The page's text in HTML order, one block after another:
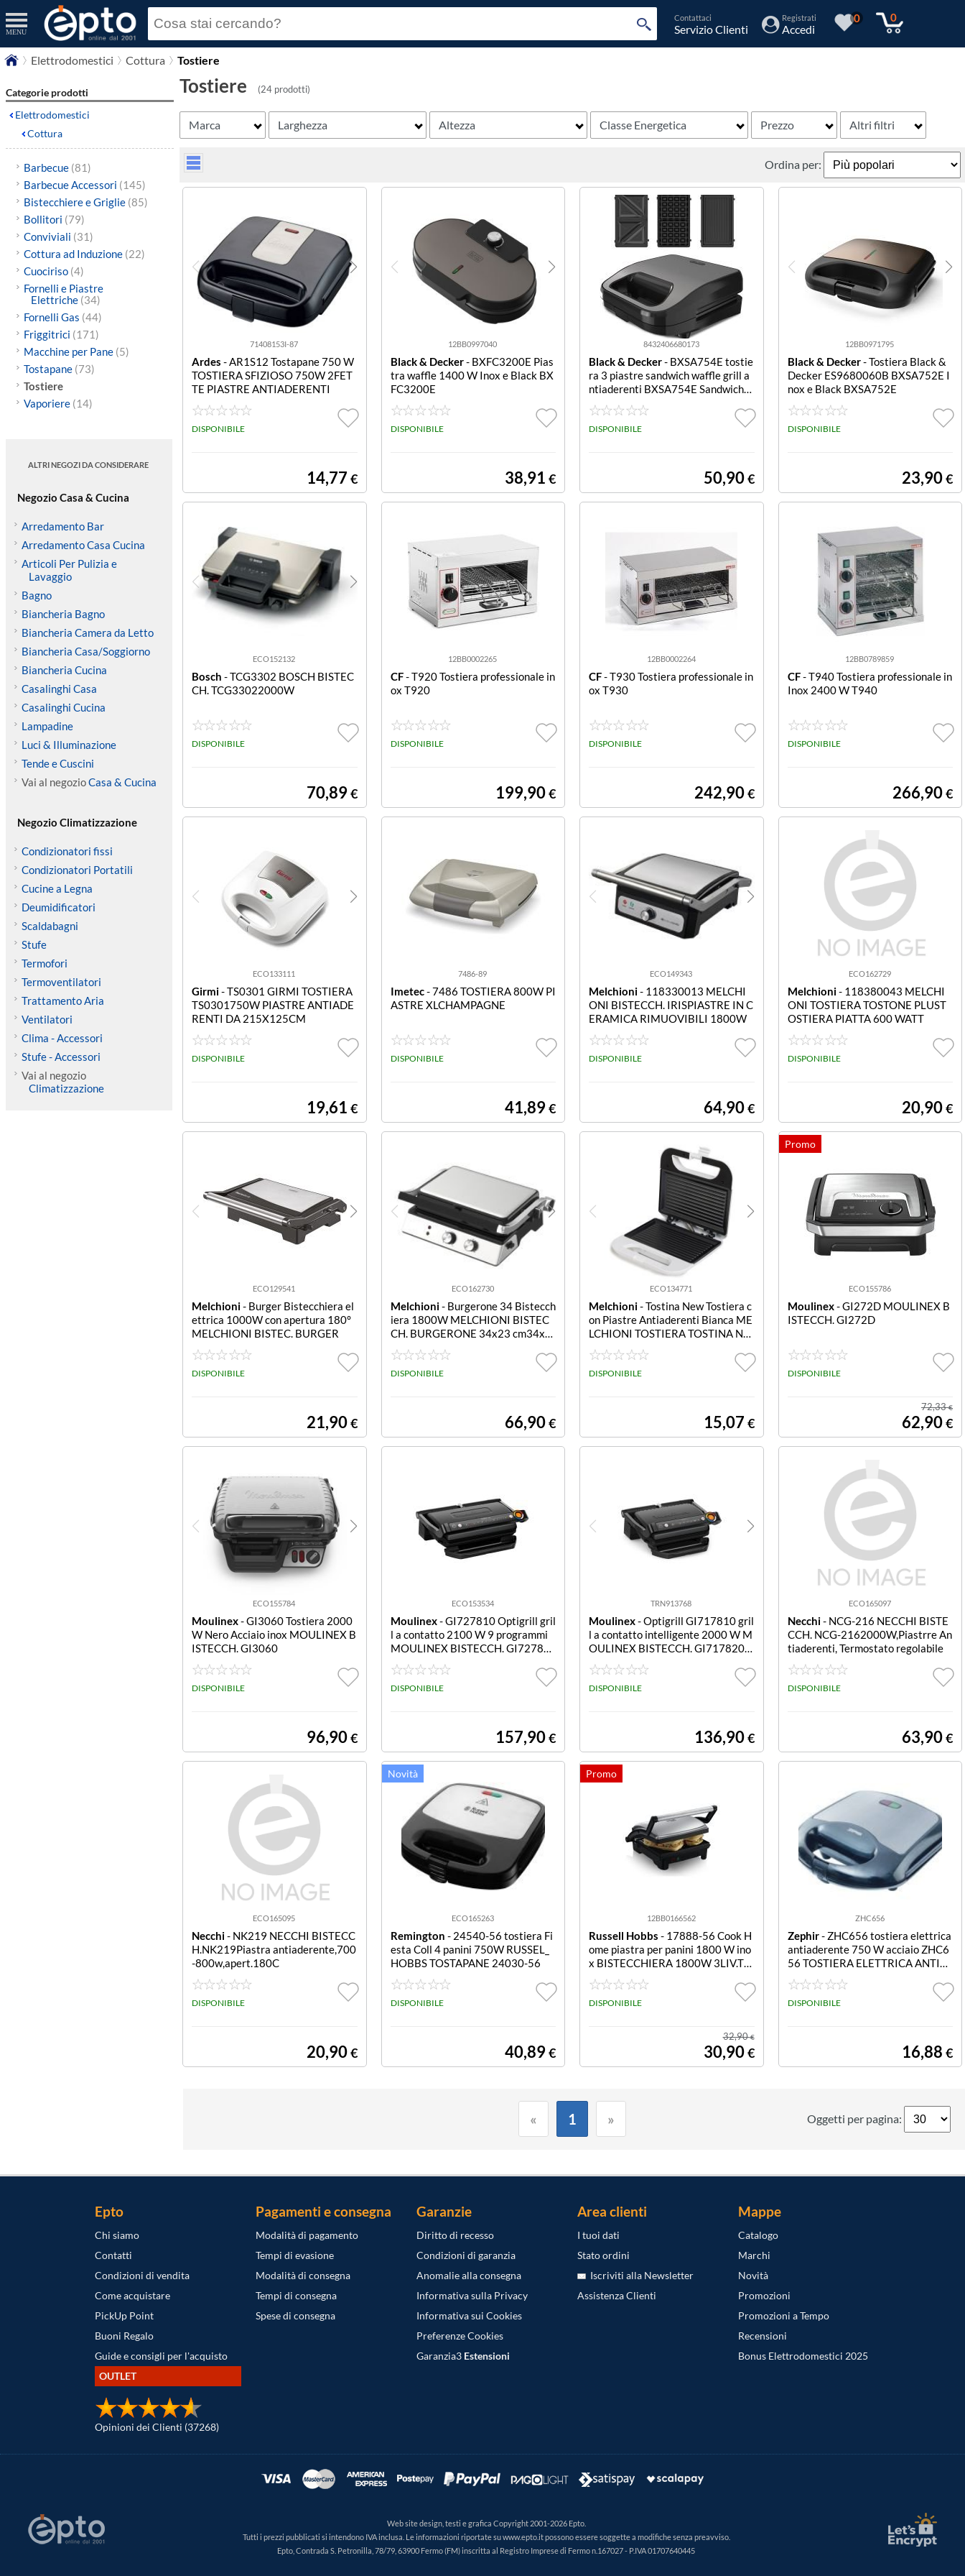
MENU
Contattaci
Servizio Clienti
Registrati
Accedi
0 0
Elettrodomestici Cottura Tostiere
Categorie prodotti
Elettrodomestici
Cottura
Barbecue (81)
Barbecue Accessori (145)
Bistecchiere e Griglie (85)
Bollitori (79)
Conviviali (31)
Cottura ad Induzione (22)
Cuociriso (4)
Fornelli e Piastre
Elettriche (34)
Fornelli Gas (44)
Friggitrici (171)
Macchine per Pane (5)
Tostapane (73)
Tostiere
Vaporiere (14)
ALTRI NEGOZI DA CONSIDERARE
Negozio Casa & Cucina
Arredamento Bar
Arredamento Casa Cucina
Articoli Per Pulizia e
Lavaggio
Bagno
Biancheria Bagno
Biancheria Camera da Letto
Biancheria Casa/Soggiorno
Biancheria Cucina
Casalinghi Casa
Casalinghi Cucina
Lampadine
Luci & Illuminazione
Tende e Cuscini
Vai al negozioCasa & Cucina
Negozio Climatizzazione
Condizionatori fissi
Condizionatori Portatili
Cucine a Legna
Deumidificatori
Scaldabagni
Stufe
Termofori
Termoventilatori
Trattamento Aria
Ventilatori
Clima - Accessori
Stufe - Accessori
Vai al negozio
Climatizzazione
Tostiere (24 prodotti)
Marca Larghezza Altezza Classe Energetica Prezzo Altri filtri
Ordina per:
71408153I-87
Ardes - AR1S12 Tostapane 750 W
TOSTIERA SFIZIOSO 750W 2FET
TE PIASTRE ANTIADERENTI
DISPONIBILE
14,77 €
12BB0997040
Black & Decker- BXFC3200E Pias
tra waffle 1400 W Inox e Black BX
FC3200E
DISPONIBILE
38,91 €
8432406680173
Black & Decker- BXSA754E tostie
ra 3 piastre sandwich waffle grill a
ntiaderenti BXSA754E Sandwich
maker - 750W -Tre piastre in dota
zione Sandwitch, Waffle, piastre gri
ll zigrinate antiaderenti -PFOA Fre
DISPONIBILE
50,90€
12BB0971795
Black & Decker- Tostiera Black &
Decker ES9680060B BXSA752E I
nox e Black BXSA752E
DISPONIBILE
23,90€
ECO152132
Bosch - TCG3302 BOSCH BISTEC
CH. TCG33022000W
DISPONIBILE
70,89€
12BB0002265
CF- T920 Tostiera professionale in
ox T920
DISPONIBILE
199,90€
12BB0002264
CF- T930 Tostiera professionale in
ox T930
DISPONIBILE
242,90€
12BB0789859
CF- T940 Tostiera professionale in
Inox 2400 W T940
DISPONIBILE
266,90€
ECO133111
Girmi- TS0301 GIRMI TOSTIERA
TS0301750W PIASTRE ANTIADE
RENTI DA 215X125CM
DISPONIBILE
19,61 €
7486-89
Imetec- 7486 TOSTIERA 800W PI
ASTRE XLCHAMPAGNE
DISPONIBILE
41,89€
ECO149343
Melchioni- 118330013 MELCHI
ONI BISTECCH. IRISPIASTRE IN C
ERAMICA RIMUOVIBILI 1800W
DISPONIBILE
64,90€
ECO162729
Melchioni- 118380043 MELCHI
ONI TOSTIERA TOSTONE PLUST
OSTIERA PIATTA 600 WATT
DISPONIBILE
20,90€
ECO129541
Melchioni- Burger Bistecchiera el
ettrica 1000W con apertura 180°
MELCHIONI BISTEC. BURGER
DISPONIBILE
21,90€
ECO162730
Melchioni- Burgerone 34 Bistecch
iera 1800W MELCHIONI BISTEC
CH. BURGERONE 34x23 cm34x2
3CM PIASTRE REMOVIBILI TER
MOSTATO TIMER 1800 W
DISPONIBILE
66,90€
ECO134771
Melchioni- Tostina New Tostiera c
on Piastre Antiaderenti Bianca ME
LCHIONI TOSTIERA TOSTINA NE
W750W TERMOSTATO PIASTRE
ANTIADERENTI
DISPONIBILE
15,07 €
ECO155786
Moulinex- GI272D MOULINEX B
ISTECCH. GI272D
DISPONIBILE
72,33€
62,90€
ECO155784
Moulinex- GI3060 Tostiera 2000
W Nero Acciaio inox MOULINEX B
ISTECCH. GI3060
DISPONIBILE
96,90€
ECO153534
Moulinex- GI727810 Optigrill gril
l a contatto 2100 W 9 programmi
MOULINEX BISTECCH. GI72782
100W TERMOSTATO REGOLABIL
E
DISPONIBILE
157,90€
TRN913768
Moulinex- Optigrill GI717810 gril
l a contatto intelligente 2000 W M
OULINEX BISTECCH. GI7178200
0W TERMOSTATO REGOLABILE
DISPONIBILE
136,90€
ECO165097
Necchi- NCG-216 NECCHI BISTE
CCH. NCG-2162000W,Piastrre An
tiaderenti, Termostato regolabile
DISPONIBILE
63,90€
ECO165095
Necchi- NK219 NECCHI BISTECC
H.NK219Piastra antiaderente,700
-800w,apert.180C
DISPONIBILE
20,90€
ECO165263
Remington - 24540-56 tostiera Fi
esta Coll 4 panini 750W RUSSEL_
HOBBS TOSTAPANE 24030-56
DISPONIBILE
40,89€
12BB0166562
Russell Hobbs - 17888-56 Cook H
ome piastra per panini 1800 W ino
x BISTECCHIERA 1800W 3LIV.TE
MP.INOX APERT.180 COOK HOM
E
DISPONIBILE
32,90€
30,90€
ZHC656
Zephir- ZHC656 tostiera elettrica
antiaderente 750 W acciaio ZHC6
56 TOSTIERA ELETTRICA ANTIA
DERENTE ACCIAIO 750W
DISPONIBILE
16,88 €
« 1 » Oggetti per pagina:
Epto
Chi siamo
Contatti
Condizioni di vendita
Come acquistare
PickUp Point
Buoni Regalo
Guide e consigli per l'acquisto
OUTLET
Opinioni dei Clienti (37268)
Pagamenti e consegna
Modalità di pagamento
Tempi di evasione
Modalità di consegna
Tempi di consegna
Spese di consegna
Garanzie
Diritto di recesso
Condizioni di garanzia
Anomalie alla consegna
Informativa sulla Privacy
Informativa sui Cookies
Preferenze Cookies
Garanzia3 Estensioni
Area clienti
I tuoi dati
Stato ordini
Iscriviti alla Newsletter
Assistenza Clienti
Mappe
Catalogo
Marchi
Novità
Promozioni
Promozioni a Tempo
Recensioni
Bonus Elettrodomestici 2025
Web site design, testi e grafica Copyright 2001-2026 Epto.
Tutti i prezzi pubblicati si intendono IVA inclusa. Le informazioni riportate su www.epto.it possono essere soggette a modifiche senza preavviso.
Epto, Contrada S. Petronilla, 78/79, 63900 Fermo (FM) inscritta al Registro Imprese di Fermo n.167027 - P.IVA 01707640445